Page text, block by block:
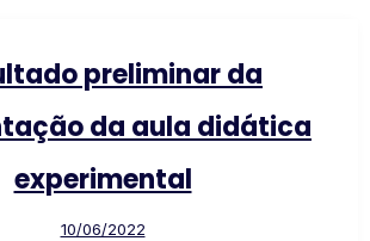
preliminar da
da aula didática
experimental
10/06/2022